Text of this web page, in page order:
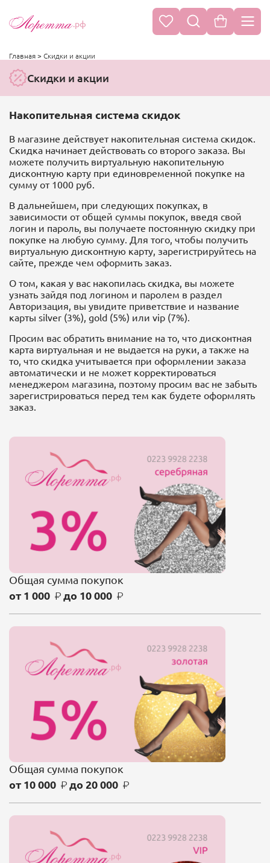
.рф
Главная> Скидки и акции
Скидки и акции
Накопительная система скидок
В магазине действует накопительная система скидок.
Скидка начинает действовать со второго заказа. Вы
можете получить виртуальную накопительную
дисконтную карту при единовременной покупке на
сумму от 1000 руб.
В дальнейшем, при следующих покупках, в
зависимости от общей суммы покупок, введя свой
логин и пароль, вы получаете постоянную скидку при
покупке на любую сумму. Для того, чтобы получить
виртуальную дисконтную карту, зарегистрируйтесь на
сайте, прежде чем оформить заказ.
О том, какая у вас накопилась скидка, вы можете
узнать зайдя под логином и паролем в раздел
Авторизация, вы увидите приветствие и название
карты silver (3%), gold (5%) или vip (7%).
Просим вас обратить внимание на то, что дисконтная
карта виртуальная и не выдается на руки, а также на
то, что скидка учитывается при оформлении заказа
автоматически и не может корректироваться
менеджером магазина, поэтому просим вас не забыть
зарегистрироваться перед тем как будете оформлять
заказ.
Общая сумма покупок
от 1 000 до 10 000
Общая сумма покупок
от 10 000 до 20 000